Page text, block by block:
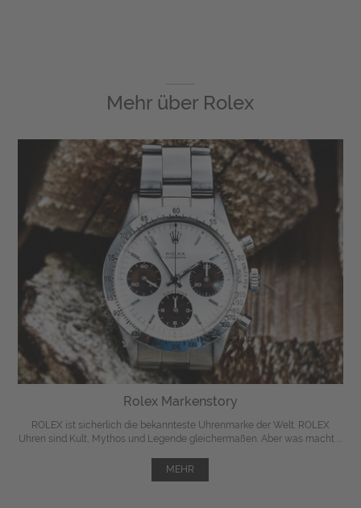
Mehr über Rolex
Rolex Markenstory
ROLEX ist sicherlich die bekannteste Uhrenmarke der Welt. ROLEX
Uhren sind Kult, Mythos und Legende gleichermaßen. Aber was macht ...
MEHR